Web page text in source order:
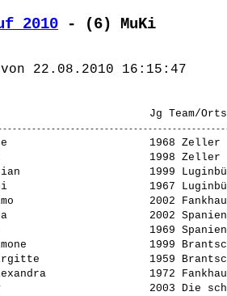
2010 - (6) MuKi
Corinne
1968
Moritz
1998
Adrian
1999
Gabi
1967
Timo
2002
Joshua
2002
Doris
1969
Simone
1999
Birgitte
1959
Alexandra
1972
Ronny
2003 Die